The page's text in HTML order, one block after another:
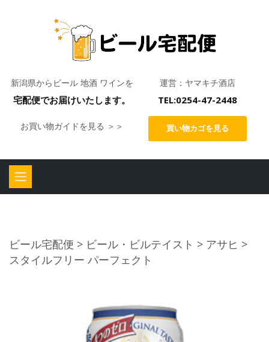
新潟県からビール 地酒 ワインを
宅配便でお届けいたします。
運営：ヤマキチ酒店
TEL:0254-47-2448
お買い物ガイドを見る ＞＞ 買い物カゴを見る
ビール宅配便 > ビール・ビルテイスト > アサヒ >
スタイルフリー パーフェクト